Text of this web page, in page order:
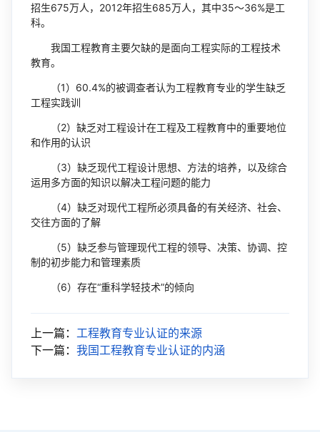
招生675万人，2012年招生685万人，其中35～36%是工
科。
我国工程教育主要欠缺的是面向工程实际的工程技术
教育。
（1）60.4%的被调查者认为工程教育专业的学生缺乏
工程实践训
（2）缺乏对工程设计在工程及工程教育中的重要地位
和作用的认识
（3）缺乏现代工程设计思想、方法的培养，以及综合
运用多方面的知识以解决工程问题的能力
（4）缺乏对现代工程所必须具备的有关经济、社会、
交往方面的了解
（5）缺乏参与管理现代工程的领导、决策、协调、控
制的初步能力和管理素质
（6）存在“重科学轻技术”的倾向
上一篇： 工程教育专业认证的来源
下一篇： 我国工程教育专业认证的内涵